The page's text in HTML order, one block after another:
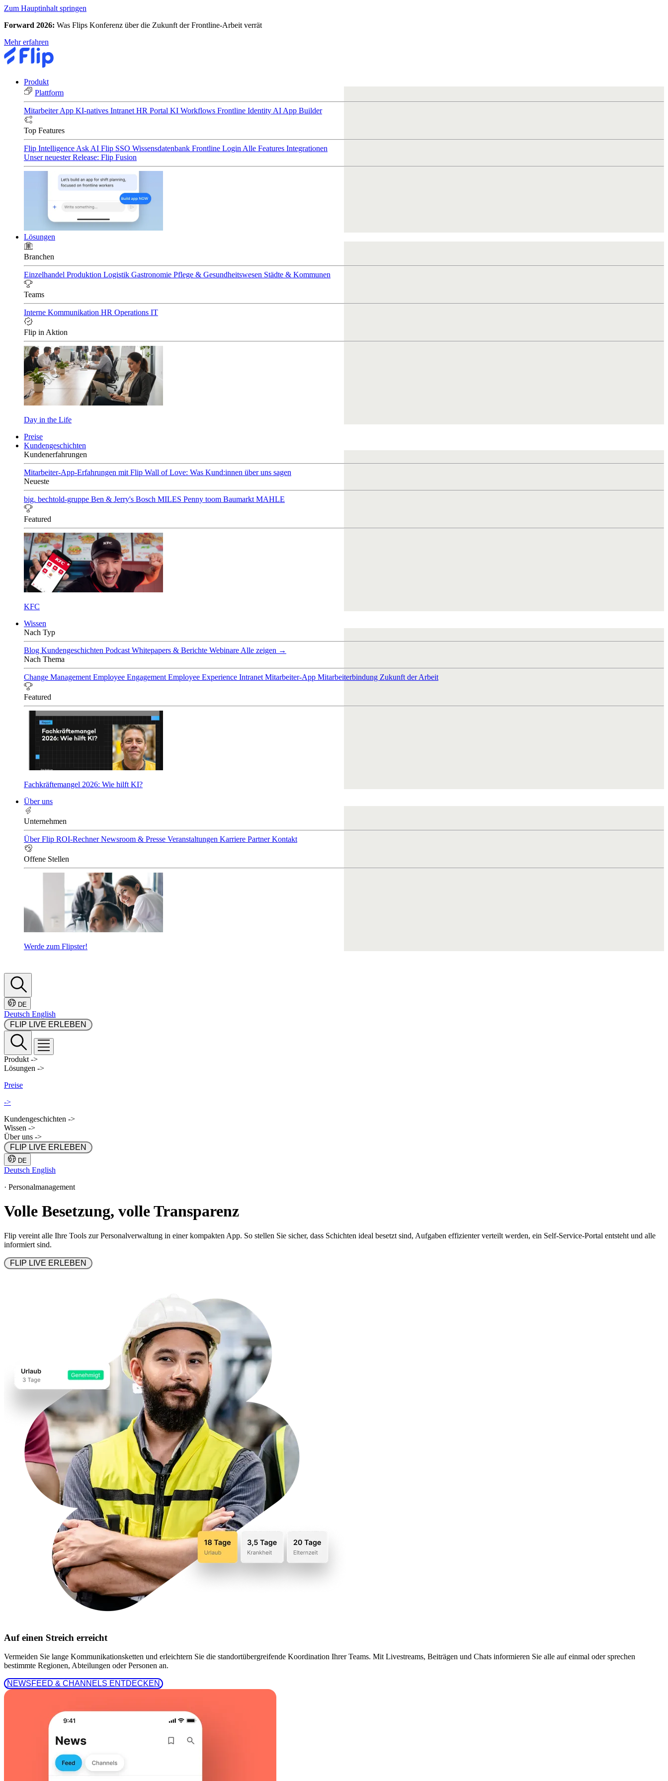
Zum Hauptinhalt springen
Forward 2026: Was Flips Konferenz über die Zukunft der Frontline-Arbeit verrät
Mehr erfahren
Produkt
Plattform
Mitarbeiter App KI-natives Intranet HR Portal KI Workflows Frontline Identity AI App Builder
Top Features
Flip Intelligence Ask AI Flip SSO Wissensdatenbank Frontline Login Alle Features Integrationen
Unser neuester Release: Flip Fusion
Lösungen
Branchen
Einzelhandel Produktion Logistik Gastronomie Pflege & Gesundheitswesen Städte & Kommunen
Teams
Interne Kommunikation HR Operations IT
Flip in Aktion
Day in the Life
Preise
Kundengeschichten
Kundenerfahrungen
Mitarbeiter-App-Erfahrungen mit Flip Wall of Love: Was Kund:innen über uns sagen
Neueste
big. bechtold-gruppe Ben & Jerry's Bosch MILES Penny toom Baumarkt MAHLE
Featured
KFC
Wissen
Nach Typ
Blog Kundengeschichten Podcast Whitepapers & Berichte Webinare Alle zeigen →
Nach Thema
Change Management Employee Engagement Employee Experience Intranet Mitarbeiter-App Mitarbeiterbindung Zukunft der Arbeit
Featured
Fachkräftemangel 2026: Wie hilft KI?
Über uns
Unternehmen
Über Flip ROI-RechnerNewsroom & Presse Veranstaltungen Karriere PartnerKontakt
Offene Stellen
Werde zum Flipster!
DE
Deutsch English
Produkt ->
Lösungen ->
Preise
->
Kundengeschichten ->
Wissen ->
Über uns ->
DE
Deutsch English
· Personalmanagement
Volle Besetzung, volle Transparenz
Flip vereint alle Ihre Tools zur Personalverwaltung in einer kompakten App. So stellen Sie sicher, dass Schichten ideal besetzt sind, Aufgaben effizienter verteilt werden, ein Self-Service-Portal entsteht und alle
informiert sind.
Auf einen Streich erreicht
Vermeiden Sie lange Kommunikationsketten und erleichtern Sie die standortübergreifende Koordination Ihrer Teams. Mit Livestreams, Beiträgen und Chats informieren Sie alle auf einmal oder sprechen
bestimmte Regionen, Abteilungen oder Personen an.
NEWSFEED & CHANNELS ENTDECKEN